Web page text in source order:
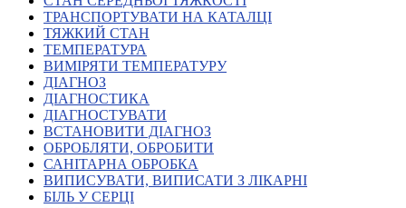
Рекорди УТОГ
Видання УТОГ
Звіти
Посилання сторінок УТОГ
Контакти
Навчальні програми
Дошкільна освіта
Загальна освіта
Для абітурієнтів
Уроки
Українська жестова мова
ТРАНСПОРТУВАТИ НА КАТАЛЦІ
ТЯЖКИЙ СТАН
ТЕМПЕРАТУРА
ВИМІРЯТИ ТЕМПЕРАТУРУ
ДІАГНОЗ
ДІАГНОСТИКА
ДІАГНОСТУВАТИ
ВСТАНОВИТИ ДІАГНОЗ
ОБРОБЛЯТИ, ОБРОБИТИ
САНІТАРНА ОБРОБКА
ВИПИСУВАТИ, ВИПИСАТИ З ЛІКАРНІ
БІЛЬ У СЕРЦІ